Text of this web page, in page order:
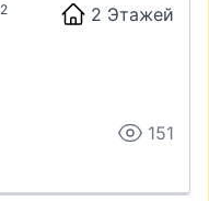
2
2 Этажей
151